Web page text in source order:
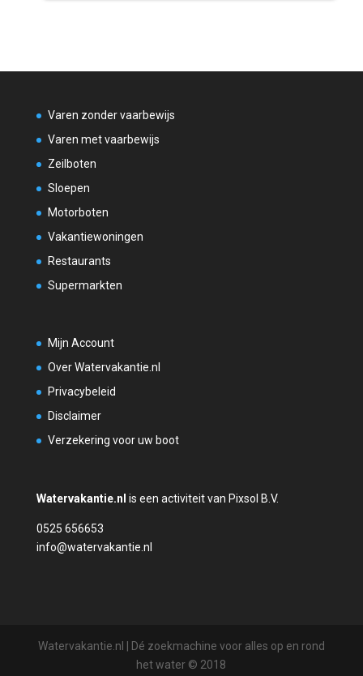
Varen zonder vaarbewijs
Varen met vaarbewijs
Zeilboten
Sloepen
Motorboten
Vakantiewoningen
Restaurants
Supermarkten
Mijn Account
Over Watervakantie.nl
Privacybeleid
Disclaimer
Verzekering voor uw boot
Watervakantie.nl is een activiteit van Pixsol B.V.
0525 656653
info@watervakantie.nl
Watervakantie.nl | Dé zoekmachine voor alles op en rond
het water © 2018